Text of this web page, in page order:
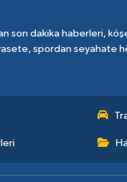
son dakika haberleri,
spordan seyahate